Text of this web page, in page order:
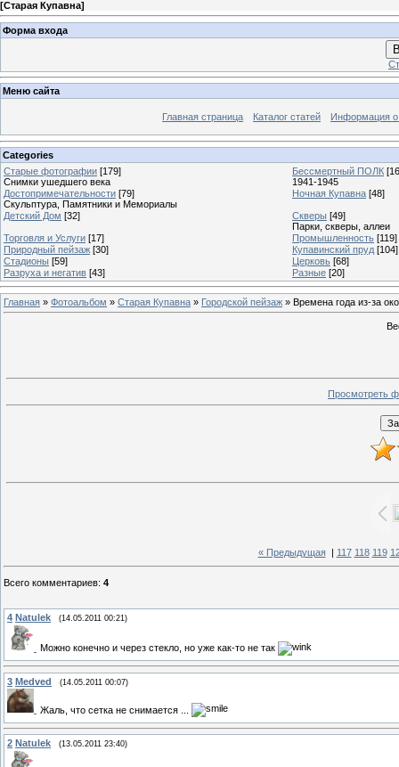
[Старая Купавна]
Форма входа
Меню сайта
Главная страница Каталог статей Информация о
Categories
Старые фотографии [179]
Снимки ушедшего века
Бессмертный ПОЛК
1941-1945
Достопримечательности [79]
Скульптура, Памятники и Мемориалы
Ночная Купавна [48]
Детский Дом [32] Скверы [49]
Парки, скверы, аллеи
Торговля и Услуги [17] Промышленность [119]
Природный пейзаж [30] Купавинский пруд [104]
Стадионы [59] Церковь [68]
Разруха и негатив [43] Разные [20]
Главная » Фотоальбом » Старая Купавна » Городской пейзаж » Времена года из-за
Просмотреть
« Предыдущая| 117 118 119
Всего комментариев: 4
4 Natulek (14.05.2011 00:21)
Можно конечно и через стекло, но уже как-то не так
3 Medved (14.05.2011 00:07)
Жаль, что сетка не снимается ...
2 Natulek (13.05.2011 23:40)